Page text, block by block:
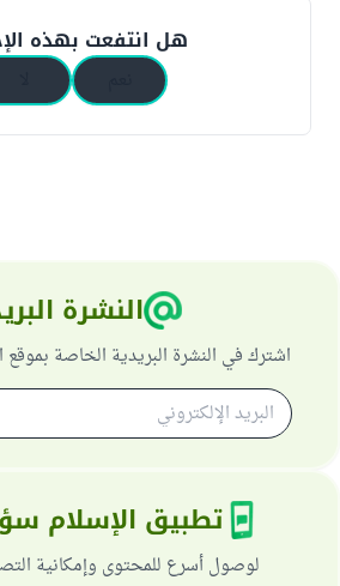
هل انتفعت بهذه
النشرة
اشترك في النشرة البريدية الخاصة
تطبيق الإسلام
لوصول أسرع للمحتوى وإمكانية